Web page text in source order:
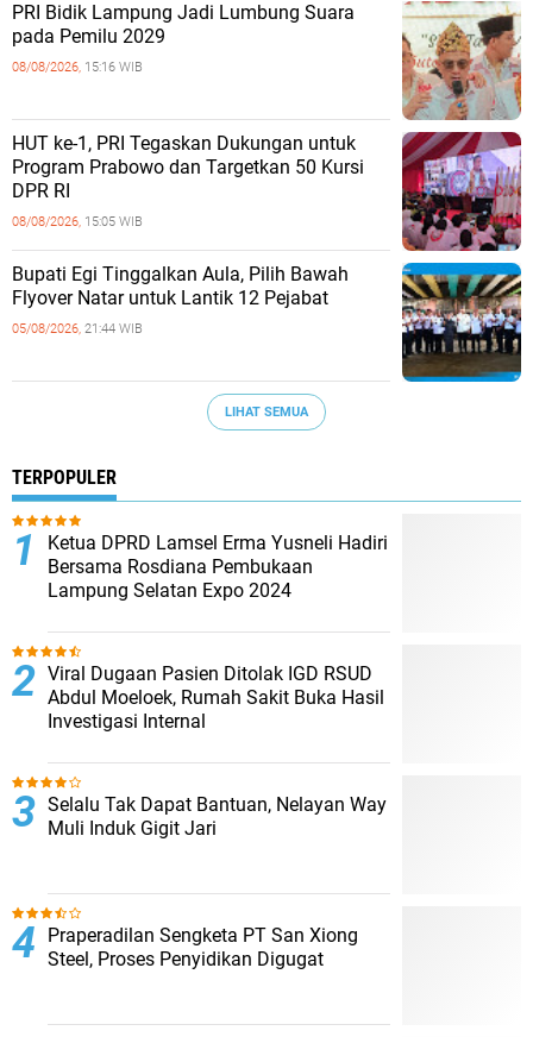
PRI Bidik Lampung Jadi Lumbung Suara
pada Pemilu 2029
08/08/2026, 15:16 WIB
HUT ke-1, PRI Tegaskan Dukungan untuk
Program Prabowo dan Targetkan 50 Kursi
DPR RI
08/08/2026, 15:05 WIB
Bupati Egi Tinggalkan Aula, Pilih Bawah
Flyover Natar untuk Lantik 12 Pejabat
05/08/2026, 21:44 WIB
LIHAT SEMUA
TERPOPULER
Ketua DPRD Lamsel Erma Yusneli Hadiri
Bersama Rosdiana Pembukaan
Lampung Selatan Expo 2024
Viral Dugaan Pasien Ditolak IGD RSUD
Abdul Moeloek, Rumah Sakit Buka Hasil
Investigasi Internal
Selalu Tak Dapat Bantuan, Nelayan Way
Muli Induk Gigit Jari
Praperadilan Sengketa PT San Xiong
Steel, Proses Penyidikan Digugat